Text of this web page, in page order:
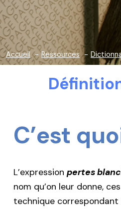
Accueil Ressources
C’est
L’expression pertes
nom qu’on leur donne,
technique correspondant